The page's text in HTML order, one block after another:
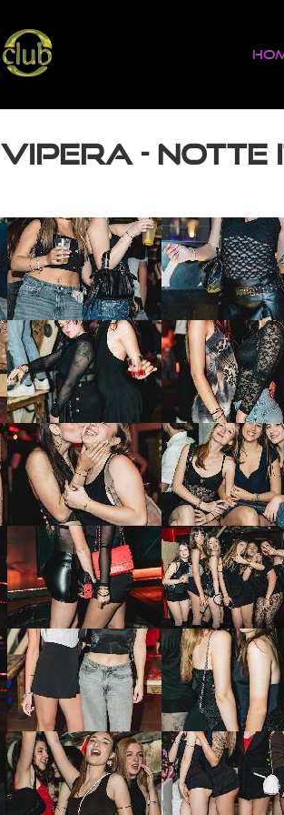
VIPERA -